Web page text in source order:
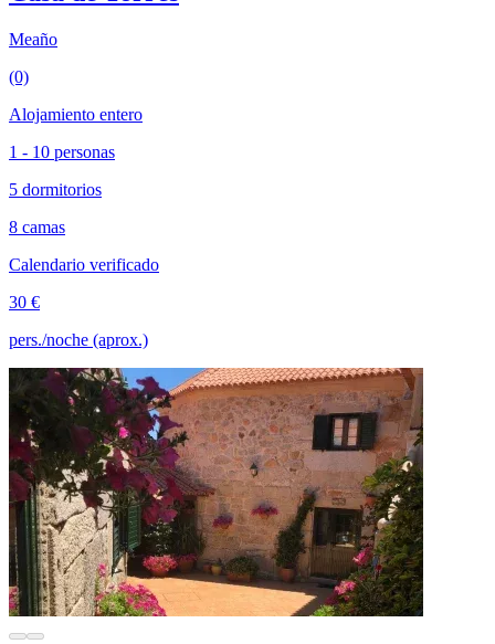
Meaño
(0)
Alojamiento entero
1 - 10 personas
5 dormitorios
8 camas
Calendario verificado
30 €
pers./noche (aprox.)